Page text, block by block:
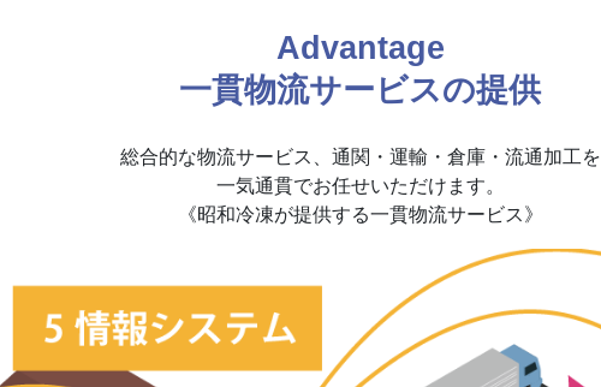
Advantage
一貫物流サービスの提供
総合的な物流サービス、通関・運輸・倉庫・流通加工を
一気通貫でお任せいただけます。
《昭和冷凍が提供する一貫物流サービス》